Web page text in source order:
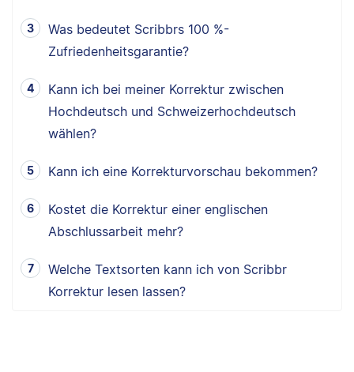
Was bedeutet Scribbrs 100 %-
Zufriedenheitsgarantie?
Kann ich bei meiner Korrektur zwischen
Hochdeutsch und Schweizerhochdeutsch
wählen?
Kann ich eine Korrekturvorschau bekommen?
Kostet die Korrektur einer englischen
Abschlussarbeit mehr?
Welche Textsorten kann ich von Scribbr
Korrektur lesen lassen?